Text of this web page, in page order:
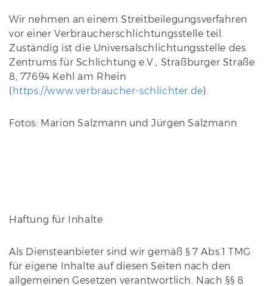
Wir nehmen an einem Streitbeilegungsverfahren
vor einer Verbraucherschlichtungsstelle teil.
Zuständig ist die Universalschlichtungsstelle des
Zentrums für Schlichtung e.V., Straßburger Straße
8, 77694 Kehl am Rhein
( https://www.verbraucher-schlichter.de).
Fotos: Marion Salzmann und Jürgen Salzmann
Haftung für Inhalte
Als Diensteanbieter sind wir gemäß § 7 Abs.1 TMG
für eigene Inhalte auf diesen Seiten nach den
allgemeinen Gesetzen verantwortlich. Nach §§ 8